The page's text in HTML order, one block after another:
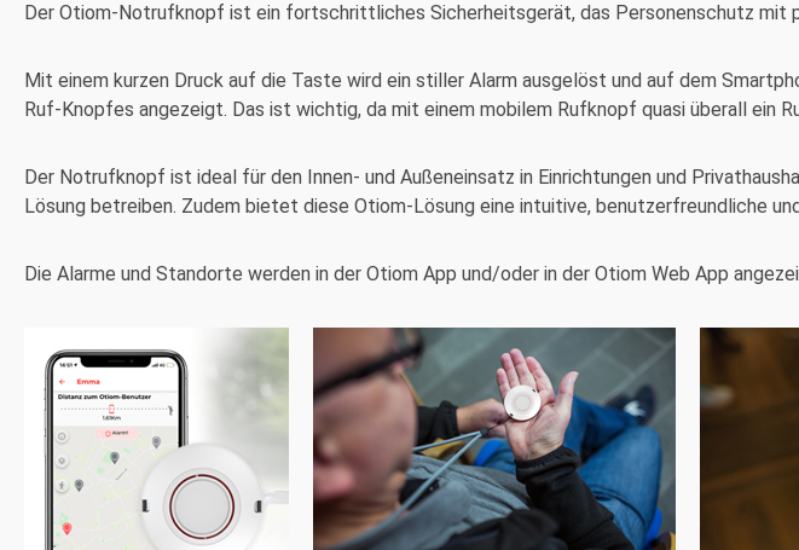
Der Otiom-Notrufknopf ist ein fortschrittliches Sicherheitsgerät, das Personenschutz mit
Mit einem kurzen Druck auf die Taste wird ein stiller Alarm ausgelöst und auf dem
Ruf-Knopfes angezeigt. Das ist wichtig, da mit einem mobilem Rufknopf quasi überall ein
Der Notrufknopf ist ideal für den Innen- und Außeneinsatz in Einrichtungen und
Lösung betreiben. Zudem bietet diese Otiom-Lösung eine intuitive, benutzerfreundliche
Die Alarme und Standorte werden in der Otiom App und/oder in der Otiom Web App